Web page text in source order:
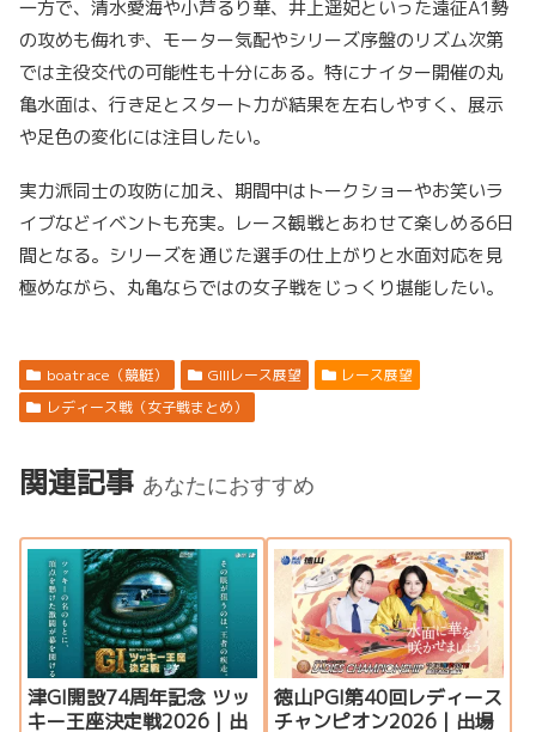
一方で、清水愛海や小芦るり華、井上遥妃といった遠征A1勢
の攻めも侮れず、モーター気配やシリーズ序盤のリズム次第
では主役交代の可能性も十分にある。特にナイター開催の丸
亀水面は、行き足とスタート力が結果を左右しやすく、展示
や足色の変化には注目したい。
実力派同士の攻防に加え、期間中はトークショーやお笑いラ
イブなどイベントも充実。レース観戦とあわせて楽しめる6日
間となる。シリーズを通じた選手の仕上がりと水面対応を見
極めながら、丸亀ならではの女子戦をじっくり堪能したい。
boatrace（競艇） GIIIレース展望
レース展望
レディース戦（女子戦まとめ）
関連記事 あなたにおすすめ
津GI開設74周年記念 ツッ
キー王座決定戦2026｜出
徳山PGI第40回レディース
チャンピオン2026｜出場